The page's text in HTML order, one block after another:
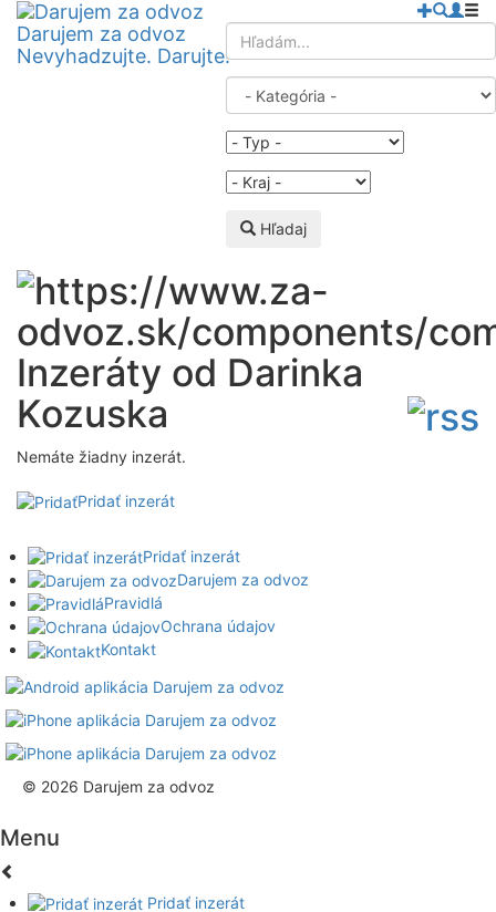
Darujem za odvoz
Nevyhadzujte. Darujte!
Hľadaj
Inzeráty od Darinka
Kozuska
Nemáte žiadny inzerát.
Pridať inzerát
Pridať inzerát
Darujem za odvoz
Pravidlá
Ochrana údajov
Kontakt
© 2026 Darujem za odvoz
Menu
Pridať inzerát